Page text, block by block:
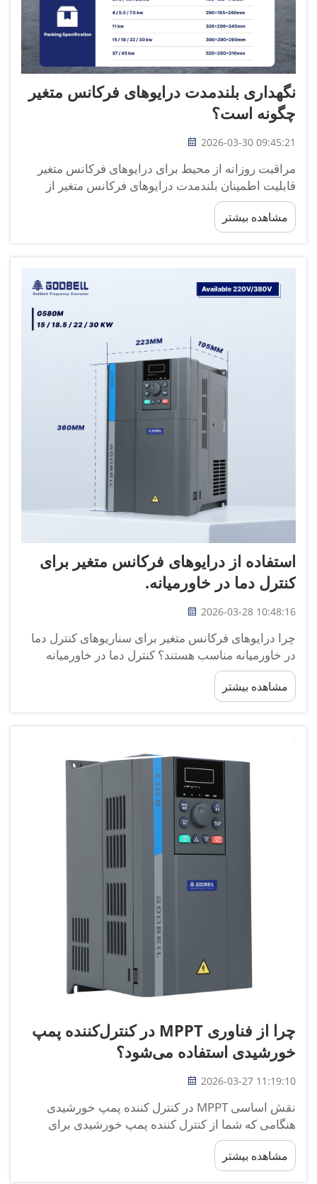
نگهداری بلندمدت درایوهای فرکانس متغیر
چگونه است؟
2026-03-30 09:45:21
مراقبت روزانه از محیط برای درایوهای فرکانس متغیر
قابلیت اطمینان بلندمدت درایوهای فرکانس متغیر از
کنترل محیطی که در آن کار می‌کنند، آغاز می‌شود. من
بیش از ۱۲ سال است که درایوهای فرکانس متغیر را
نگهداری و عیب‌یابی می‌کنم ...
مشاهده بیشتر
استفاده از درایوهای فرکانس متغیر برای
کنترل دما در خاورمیانه.
2026-03-28 10:48:16
چرا درایوهای فرکانس متغیر برای سناریوهای کنترل دما
در خاورمیانه مناسب هستند؟ کنترل دما در خاورمیانه
کاملاً متفاوت از سایر مناطق است. دوره‌های طولانی
دمای بالا، تفاوت‌های بزرگ دمایی بین روز و شب، ...
مشاهده بیشتر
چرا از فناوری MPPT در کنترل‌کننده پمپ
خورشیدی استفاده می‌شود؟
2026-03-27 11:19:10
نقش اساسی MPPT در کنترل کننده پمپ خورشیدی
هنگامی که شما از کنترل کننده پمپ خورشیدی برای
آبیاری یا تامین آب استفاده می کنید، نحوه استفاده از
انرژی خورشیدی به طور مستقیم تعیین می کند که هر روز
چقدر آب می توانید دریافت کنید. من در پروژه هاي آب
مشاهده بیشتر